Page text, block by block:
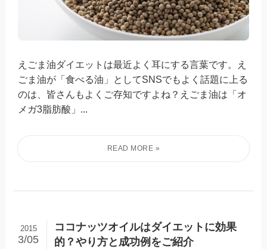
えごま油ダイエットは最近よく耳にする言葉です。え
ごま油が「食べる油」としてSNSでもよく話題に上る
のは、皆さんもよくご存知ですよね？えごま油は「オ
メガ3脂肪酸」...
ココナッツオイルはダイエットに効果
的？やり方と成功例をご紹介
2015
3/05